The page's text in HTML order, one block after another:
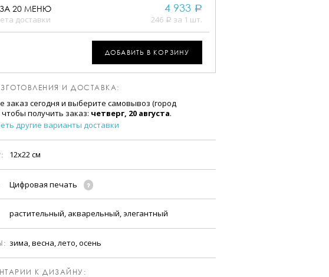
20 МЕНЮ
доставки
4 933 a
246 a за 1 шт.
ДОБАВИТЬ В КОРЗИНУ
И ДОСТАВКА:
заказ сегодня и выберите самовывоз (город
получить заказ: четверг, 20 августа.
другие варианты доставки
12х22 см
Цифровая печать
растительный, акварельный, элегантный
зима, весна, лето, осень
К ДИЗАЙНУ: